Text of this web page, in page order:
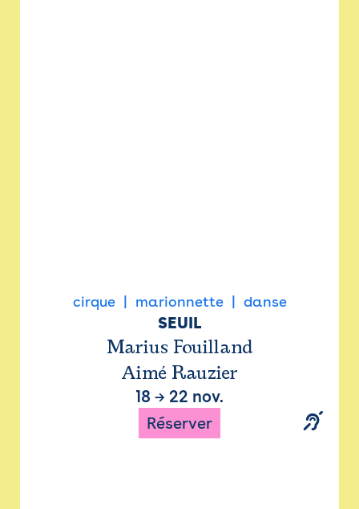
cirque marionnette danse
SEUIL
Marius Fouilland
Aimé Rauzier
18 → 22 nov.
Réserver